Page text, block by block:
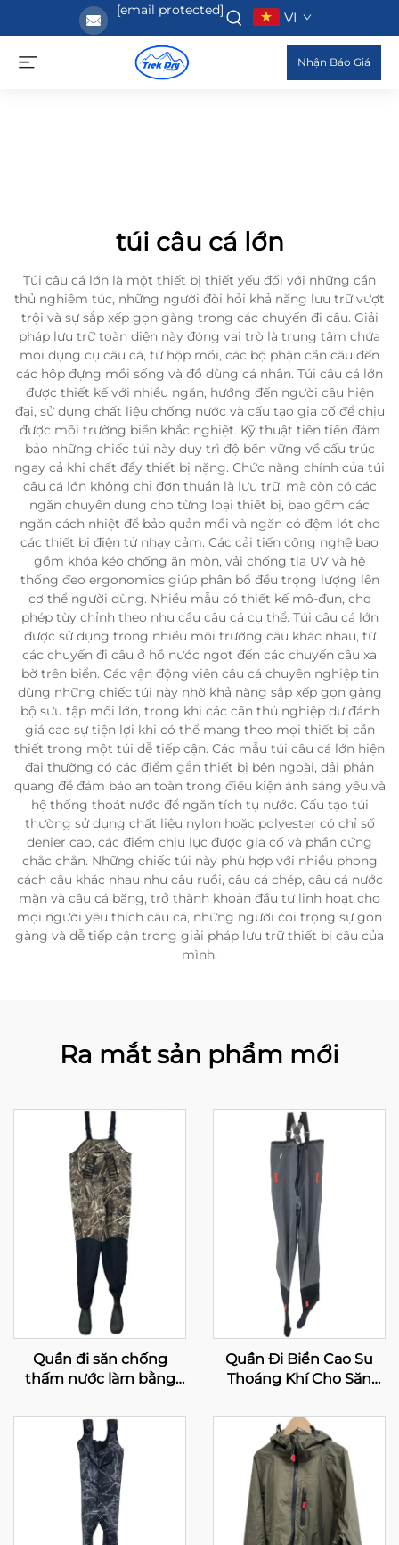
[email protected] VI
Nhận Báo Giá
túi câu cá lớn
Túi câu cá lớn là một thiết bị thiết yếu đối với những cần
thủ nghiêm túc, những người đòi hỏi khả năng lưu trữ vượt
trội và sự sắp xếp gọn gàng trong các chuyến đi câu. Giải
pháp lưu trữ toàn diện này đóng vai trò là trung tâm chứa
mọi dụng cụ câu cá, từ hộp mồi, các bộ phận cần câu đến
các hộp đựng mồi sống và đồ dùng cá nhân. Túi câu cá lớn
được thiết kế với nhiều ngăn, hướng đến người câu hiện
đại, sử dụng chất liệu chống nước và cấu tạo gia cố để chịu
được môi trường biển khắc nghiệt. Kỹ thuật tiên tiến đảm
bảo những chiếc túi này duy trì độ bền vững về cấu trúc
ngay cả khi chất đầy thiết bị nặng. Chức năng chính của túi
câu cá lớn không chỉ đơn thuần là lưu trữ, mà còn có các
ngăn chuyên dụng cho từng loại thiết bị, bao gồm các
ngăn cách nhiệt để bảo quản mồi và ngăn có đệm lót cho
các thiết bị điện tử nhạy cảm. Các cải tiến công nghệ bao
gồm khóa kéo chống ăn mòn, vải chống tia UV và hệ
thống đeo ergonomics giúp phân bổ đều trọng lượng lên
cơ thể người dùng. Nhiều mẫu có thiết kế mô-đun, cho
phép tùy chỉnh theo nhu cầu câu cá cụ thể. Túi câu cá lớn
được sử dụng trong nhiều môi trường câu khác nhau, từ
các chuyến đi câu ở hồ nước ngọt đến các chuyến câu xa
bờ trên biển. Các vận động viên câu cá chuyên nghiệp tin
dùng những chiếc túi này nhờ khả năng sắp xếp gọn gàng
bộ sưu tập mồi lớn, trong khi các cần thủ nghiệp dư đánh
giá cao sự tiện lợi khi có thể mang theo mọi thiết bị cần
thiết trong một túi dễ tiếp cận. Các mẫu túi câu cá lớn hiện
đại thường có các điểm gắn thiết bị bên ngoài, dải phản
quang để đảm bảo an toàn trong điều kiện ánh sáng yếu và
hệ thống thoát nước để ngăn tích tụ nước. Cấu tạo túi
thường sử dụng chất liệu nylon hoặc polyester có chỉ số
denier cao, các điểm chịu lực được gia cố và phần cứng
chắc chắn. Những chiếc túi này phù hợp với nhiều phong
cách câu khác nhau như câu ruồi, câu cá chép, câu cá nước
mặn và câu cá băng, trở thành khoản đầu tư linh hoạt cho
mọi người yêu thích câu cá, những người coi trọng sự gọn
gàng và dễ tiếp cận trong giải pháp lưu trữ thiết bị câu của
mình.
Ra mắt sản phẩm mới
Quần đi săn chống
thấm nước làm bằng
kết hợp với giày cao su
cách nhiệt 1600G
Quần Đi Biển Cao Su
Thoáng Khí Cho Săn
Cá Fly Chống Thấm
Nước, Quần Đi Biển Cao
Su Thoáng Khí Có Ủng
100% Chống Nước